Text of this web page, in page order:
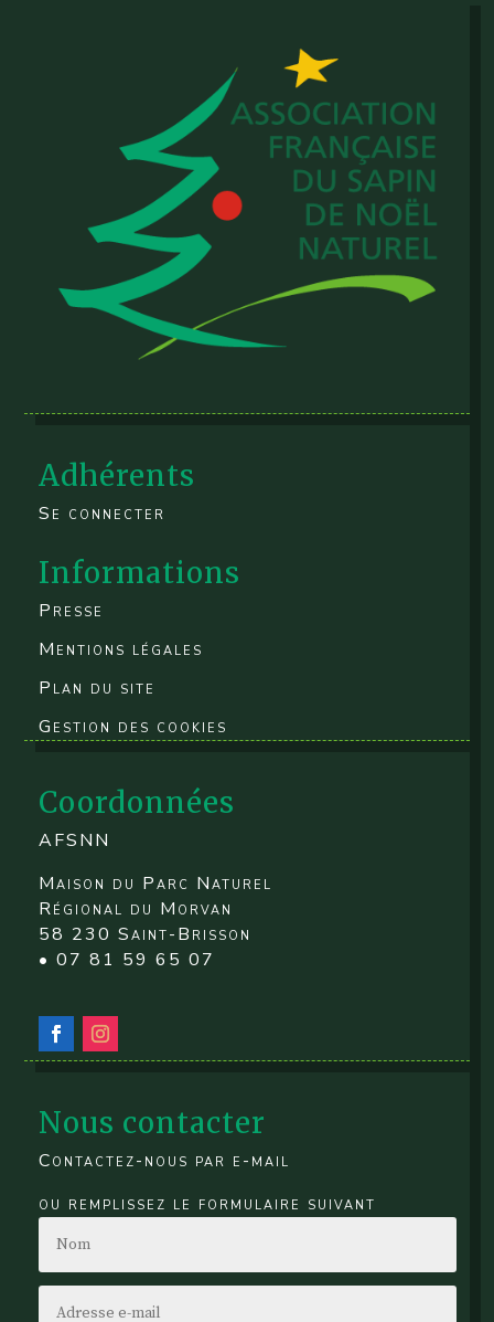
Adhérents
Se connecter
Informations
Presse
Mentions légales
Plan du site
Gestion des cookies
Coordonnées
AFSNN
Maison du Parc Naturel
Régional du Morvan
58 230 Saint-Brisson
• 07 81 59 65 07
Nous contacter
Contactez-nous par e-mail
ou remplissez le formulaire suivant